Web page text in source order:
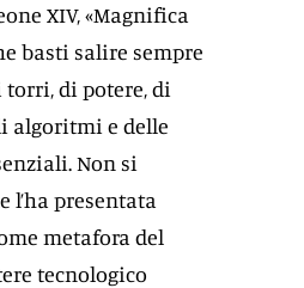
XIV, «Magnifica
basti salire sempre
di potere, di
algoritmi e delle
Non si
l’ha presentata
metafora del
tecnologico